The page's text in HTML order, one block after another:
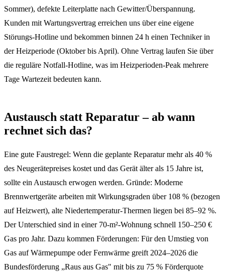
Sommer), defekte Leiterplatte nach Gewitter/Überspannung.
Kunden mit Wartungsvertrag erreichen uns über eine eigene
Störungs-Hotline und bekommen binnen 24 h einen Techniker in
der Heizperiode (Oktober bis April). Ohne Vertrag laufen Sie über
die reguläre Notfall-Hotline, was im Heizperioden-Peak mehrere
Tage Wartezeit bedeuten kann.
Austausch statt Reparatur – ab wann
rechnet sich das?
Eine gute Faustregel: Wenn die geplante Reparatur mehr als 40 %
des Neugerätepreises kostet und das Gerät älter als 15 Jahre ist,
sollte ein Austausch erwogen werden. Gründe: Moderne
Brennwertgeräte arbeiten mit Wirkungsgraden über 108 % (bezogen
auf Heizwert), alte Niedertemperatur-Thermen liegen bei 85–92 %.
Der Unterschied sind in einer 70-m²-Wohnung schnell 150–250 €
Gas pro Jahr. Dazu kommen Förderungen: Für den Umstieg von
Gas auf Wärmepumpe oder Fernwärme greift 2024–2026 die
Bundesförderung „Raus aus Gas" mit bis zu 75 % Förderquote